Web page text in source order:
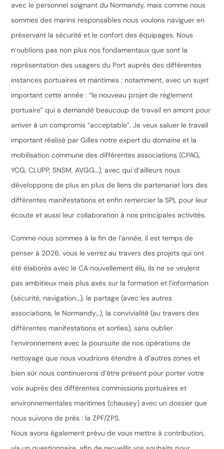
avec le personnel soignant du Normandy, mais comme nous
sommes des marins responsables nous voulons naviguer en
préservant la sécurité et le confort des équipages. Nous
n’oublions pas non plus nos fondamentaux que sont la
représentation des usagers du Port auprès des différentes
instances portuaires et maritimes ; notamment, avec un sujet
important cette année : “le nouveau projet de règlement
portuaire” qui a demandé beaucoup de travail en amont pour
arriver à un compromis “acceptable”. Je veux saluer le travail
important réalisé par Gilles notre expert du domaine et la
mobilisation commune des différentes associations (CPAG,
YCG, CLUPP, SNSM, AVGG…), avec qui d’ailleurs nous
développons de plus en plus de liens de partenariat lors des
différentes manifestations et enfin remercier la SPL pour leur
écoute et aussi leur collaboration à nos principales activités.
Comme nous sommes à la fin de l’année, il est temps de
penser à 2026, vous le verrez au travers des projets qui ont
été élaborés avec le CA nouvellement élu, ils ne se veulent
pas ambitieux mais plus axés sur la formation et l’information
(sécurité, navigation…), le partage (avec les autres
associations, le Normandy…), la convivialité (au travers des
différentes manifestations et sorties), sans oublier
l’environnement avec la poursuite de nos opérations de
nettoyage que nous voudrions étendre à d’autres zones et
bien sûr nous continuerons d’être présent pour porter votre
voix auprès des différentes commissions portuaires et
environnementales maritimes (chausey) avec un dossier que
nous suivons de près : la ZPF/ZPS.
Nous avons également prévu de vous mettre à contribution,